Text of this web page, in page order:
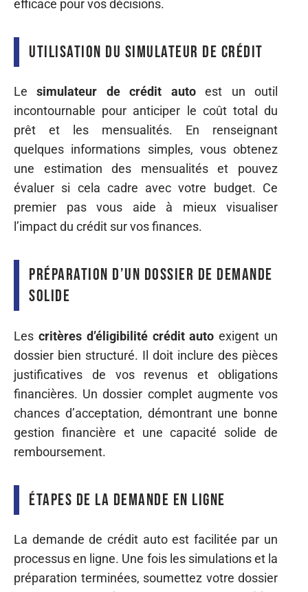
efficace pour vos décisions.
Utilisation du simulateur de crédit
Lesimulateur de crédit autoest un outil
incontournable pour anticiper le coût total du
prêt et les mensualités. En renseignant
quelques informations simples, vous obtenez
une estimation des mensualités et pouvez
évaluer si cela cadre avec votre budget. Ce
premier pas vous aide à mieux visualiser
l’impact du crédit sur vos finances.
Préparation d’un dossier de demande
solide
Les critères d’éligibilité crédit auto exigent un
dossier bien structuré. Il doit inclure des pièces
justificatives de vos revenus et obligations
financières. Un dossier complet augmente vos
chances d’acceptation, démontrant une bonne
gestion financière et une capacité solide de
remboursement.
Étapes de la demande en ligne
La demande de crédit auto est facilitée par un
processus en ligne. Une fois les simulations et la
préparation terminées, soumettez votre dossier